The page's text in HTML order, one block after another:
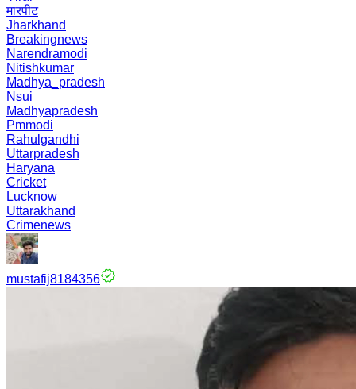
मारपीट
Jharkhand
Breakingnews
Narendramodi
Nitishkumar
Madhya_pradesh
Nsui
Madhyapradesh
Pmmodi
Rahulgandhi
Uttarpradesh
Haryana
Cricket
Lucknow
Uttarakhand
Crimenews
mustafij8184356